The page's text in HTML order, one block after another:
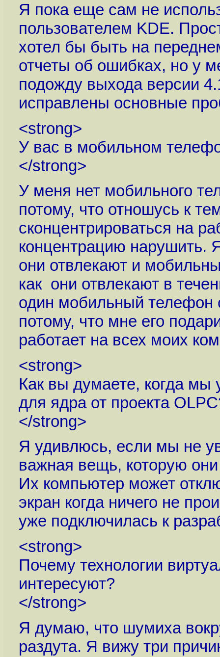
Я пока еще сам не
пользователем KDE.
хотел бы быть на
отчеты об ошибках, но у
подожду выхода версии
исправлены основные
<strong>
У вас в мобильном
</strong>
У меня нет мобильного
потому, что отношусь к
сконцентрироваться на
концентрацию нарушить.
они отвлекают и
как они отвлекают в
один мобильный телефон
потому, что мне его
работает на всех моих
<strong>
Как вы думаете, когда мы
для ядра от проекта
</strong>
Я удивлюсь, если мы не
важная вещь, которую
Их компьютер может
экран когда ничего не
уже подключилась к
<strong>
Почему технологии
интересуют?
</strong>
Я думаю, что шумиха
раздута. Я вижу три